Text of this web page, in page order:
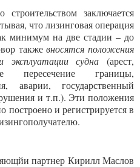
заключается
что лизинговая операция
минимум на две стадии – до
такжевносятся положения
судна (арест,
пересечение границы,
аварии, государственный
и т.п.). Эти положения
построено и регистрируется в
партнер Кирилл Маслов